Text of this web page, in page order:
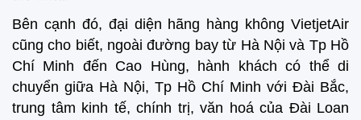
Bên cạnh đó, đại diện hãng hàng không VietjetAir
cũng cho biết, ngoài đường bay từ Hà Nội và Tp Hồ
Chí Minh đến Cao Hùng, hành khách có thể di
chuyển giữa Hà Nội, Tp Hồ Chí Minh với Đài Bắc,
trung tâm kinh tế, chính trị, văn hoá của Đài Loan